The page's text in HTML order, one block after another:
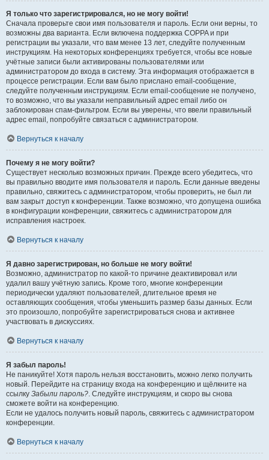
Я только что зарегистрировался, но не могу войти!
Сначала проверьте свои имя пользователя и пароль. Если они верны, то
возможны два варианта. Если включена поддержка COPPA и при
регистрации вы указали, что вам менее 13 лет, следуйте полученным
инструкциям. На некоторых конференциях требуется, чтобы все новые
учётные записи были активированы пользователями или
администратором до входа в систему. Эта информация отображается в
процессе регистрации. Если вам было прислано email-сообщение,
следуйте полученным инструкциям. Если email-сообщение не получено,
то возможно, что вы указали неправильный адрес email либо он
заблокирован спам-фильтром. Если вы уверены, что ввели правильный
адрес email, попробуйте связаться с администратором.
Вернуться к началу
Почему я не могу войти?
Существует несколько возможных причин. Прежде всего убедитесь, что
вы правильно вводите имя пользователя и пароль. Если данные введены
правильно, свяжитесь с администратором, чтобы проверить, не был ли
вам закрыт доступ к конференции. Также возможно, что допущена ошибка
в конфигурации конференции, свяжитесь с администратором для
исправления настроек.
Вернуться к началу
Я давно зарегистрирован, но больше не могу войти!
Возможно, администратор по какой-то причине деактивировал или
удалил вашу учётную запись. Кроме того, многие конференции
периодически удаляют пользователей, длительное время не
оставляющих сообщения, чтобы уменьшить размер базы данных. Если
это произошло, попробуйте зарегистрироваться снова и активнее
участвовать в дискуссиях.
Вернуться к началу
Я забыл пароль!
Не паникуйте! Хотя пароль нельзя восстановить, можно легко получить
новый. Перейдите на страницу входа на конференцию и щёлкните на
ссылку Забыли пароль?. Следуйте инструкциям, и скоро вы снова
сможете войти на конференцию.
Если не удалось получить новый пароль, свяжитесь с администратором
конференции.
Вернуться к началу